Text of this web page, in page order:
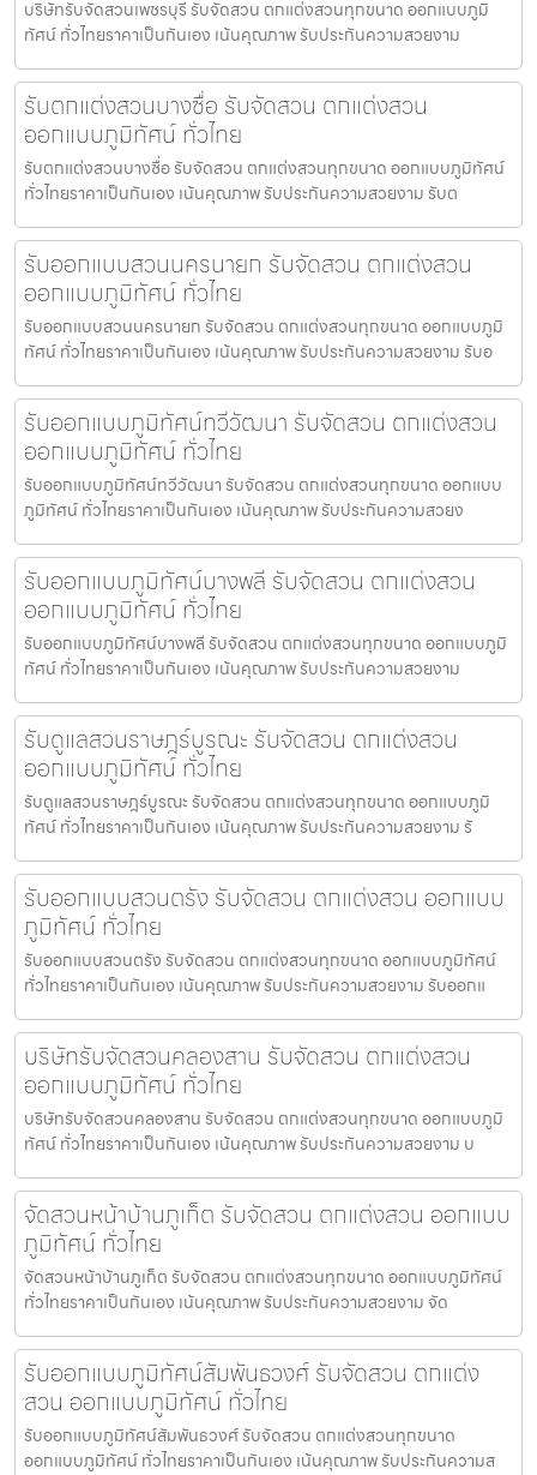
บริษัทรับจัดสวนเพชรบุรี รับจัดสวน ตกแต่งสวนทุกขนาด ออกแบบภูมิ
ทัศน์ ทั่วไทยราคาเป็นกันเอง เน้นคุณภาพ รับประกันความสวยงาม
รับตกแต่งสวนบางซื่อ รับจัดสวน ตกแต่งสวน
ออกแบบภูมิทัศน์ ทั่วไทย
รับตกแต่งสวนบางซื่อ รับจัดสวน ตกแต่งสวนทุกขนาด ออกแบบภูมิทัศน์
ทั่วไทยราคาเป็นกันเอง เน้นคุณภาพ รับประกันความสวยงาม รับต
รับออกแบบสวนนครนายก รับจัดสวน ตกแต่งสวน
ออกแบบภูมิทัศน์ ทั่วไทย
รับออกแบบสวนนครนายก รับจัดสวน ตกแต่งสวนทุกขนาด ออกแบบภูมิ
ทัศน์ ทั่วไทยราคาเป็นกันเอง เน้นคุณภาพ รับประกันความสวยงาม รับอ
รับออกแบบภูมิทัศน์ทวีวัฒนา รับจัดสวน ตกแต่งสวน
ออกแบบภูมิทัศน์ ทั่วไทย
รับออกแบบภูมิทัศน์ทวีวัฒนา รับจัดสวน ตกแต่งสวนทุกขนาด ออกแบบ
ภูมิทัศน์ ทั่วไทยราคาเป็นกันเอง เน้นคุณภาพ รับประกันความสวยง
รับออกแบบภูมิทัศน์บางพลี รับจัดสวน ตกแต่งสวน
ออกแบบภูมิทัศน์ ทั่วไทย
รับออกแบบภูมิทัศน์บางพลี รับจัดสวน ตกแต่งสวนทุกขนาด ออกแบบภูมิ
ทัศน์ ทั่วไทยราคาเป็นกันเอง เน้นคุณภาพ รับประกันความสวยงาม
รับดูแลสวนราษฎร์บูรณะ รับจัดสวน ตกแต่งสวน
ออกแบบภูมิทัศน์ ทั่วไทย
รับดูแลสวนราษฎร์บูรณะ รับจัดสวน ตกแต่งสวนทุกขนาด ออกแบบภูมิ
ทัศน์ ทั่วไทยราคาเป็นกันเอง เน้นคุณภาพ รับประกันความสวยงาม รั
รับออกแบบสวนตรัง รับจัดสวน ตกแต่งสวน ออกแบบ
ภูมิทัศน์ ทั่วไทย
รับออกแบบสวนตรัง รับจัดสวน ตกแต่งสวนทุกขนาด ออกแบบภูมิทัศน์
ทั่วไทยราคาเป็นกันเอง เน้นคุณภาพ รับประกันความสวยงาม รับออกแ
บริษัทรับจัดสวนคลองสาน รับจัดสวน ตกแต่งสวน
ออกแบบภูมิทัศน์ ทั่วไทย
บริษัทรับจัดสวนคลองสาน รับจัดสวน ตกแต่งสวนทุกขนาด ออกแบบภูมิ
ทัศน์ ทั่วไทยราคาเป็นกันเอง เน้นคุณภาพ รับประกันความสวยงาม บ
จัดสวนหน้าบ้านภูเก็ต รับจัดสวน ตกแต่งสวน ออกแบบ
ภูมิทัศน์ ทั่วไทย
จัดสวนหน้าบ้านภูเก็ต รับจัดสวน ตกแต่งสวนทุกขนาด ออกแบบภูมิทัศน์
ทั่วไทยราคาเป็นกันเอง เน้นคุณภาพ รับประกันความสวยงาม จัด
รับออกแบบภูมิทัศน์สัมพันธวงศ์ รับจัดสวน ตกแต่ง
สวน ออกแบบภูมิทัศน์ ทั่วไทย
รับออกแบบภูมิทัศน์สัมพันธวงศ์ รับจัดสวน ตกแต่งสวนทุกขนาด
ออกแบบภูมิทัศน์ ทั่วไทยราคาเป็นกันเอง เน้นคุณภาพ รับประกันความส